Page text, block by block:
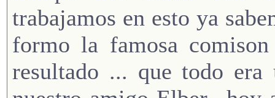
trabajamos en esto ya
formo la famosa
resultado ... que todo era